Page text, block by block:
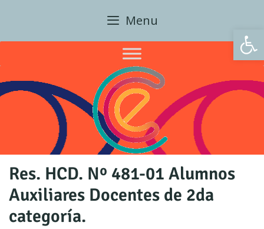
content
Menu
Res. HCD. Nº 481-01 Alumnos
Auxiliares Docentes de 2da
categoría.